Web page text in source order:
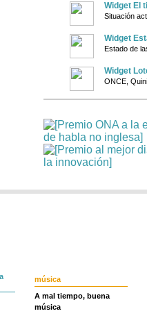
Widget El
Situación
Widget
Estado de
Widget
ONCE,
música
A mal tiempo, buena
música